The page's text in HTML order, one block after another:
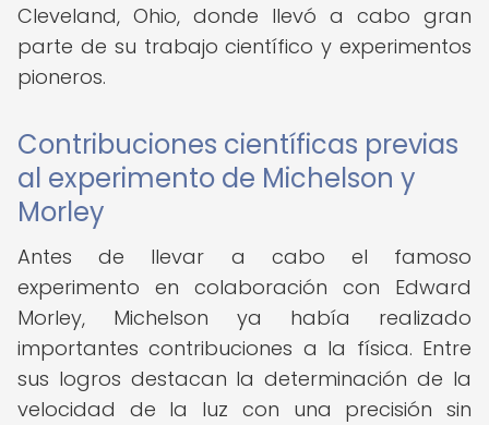
Cleveland, Ohio, donde llevó a cabo gran
parte de su trabajo científico y experimentos
pioneros.
Contribuciones científicas previas
al experimento de Michelson y
Morley
Antes de llevar a cabo el famoso
experimento en colaboración con Edward
Morley, Michelson ya había realizado
importantes contribuciones a la física. Entre
sus logros destacan la determinación de la
velocidad de la luz con una precisión sin